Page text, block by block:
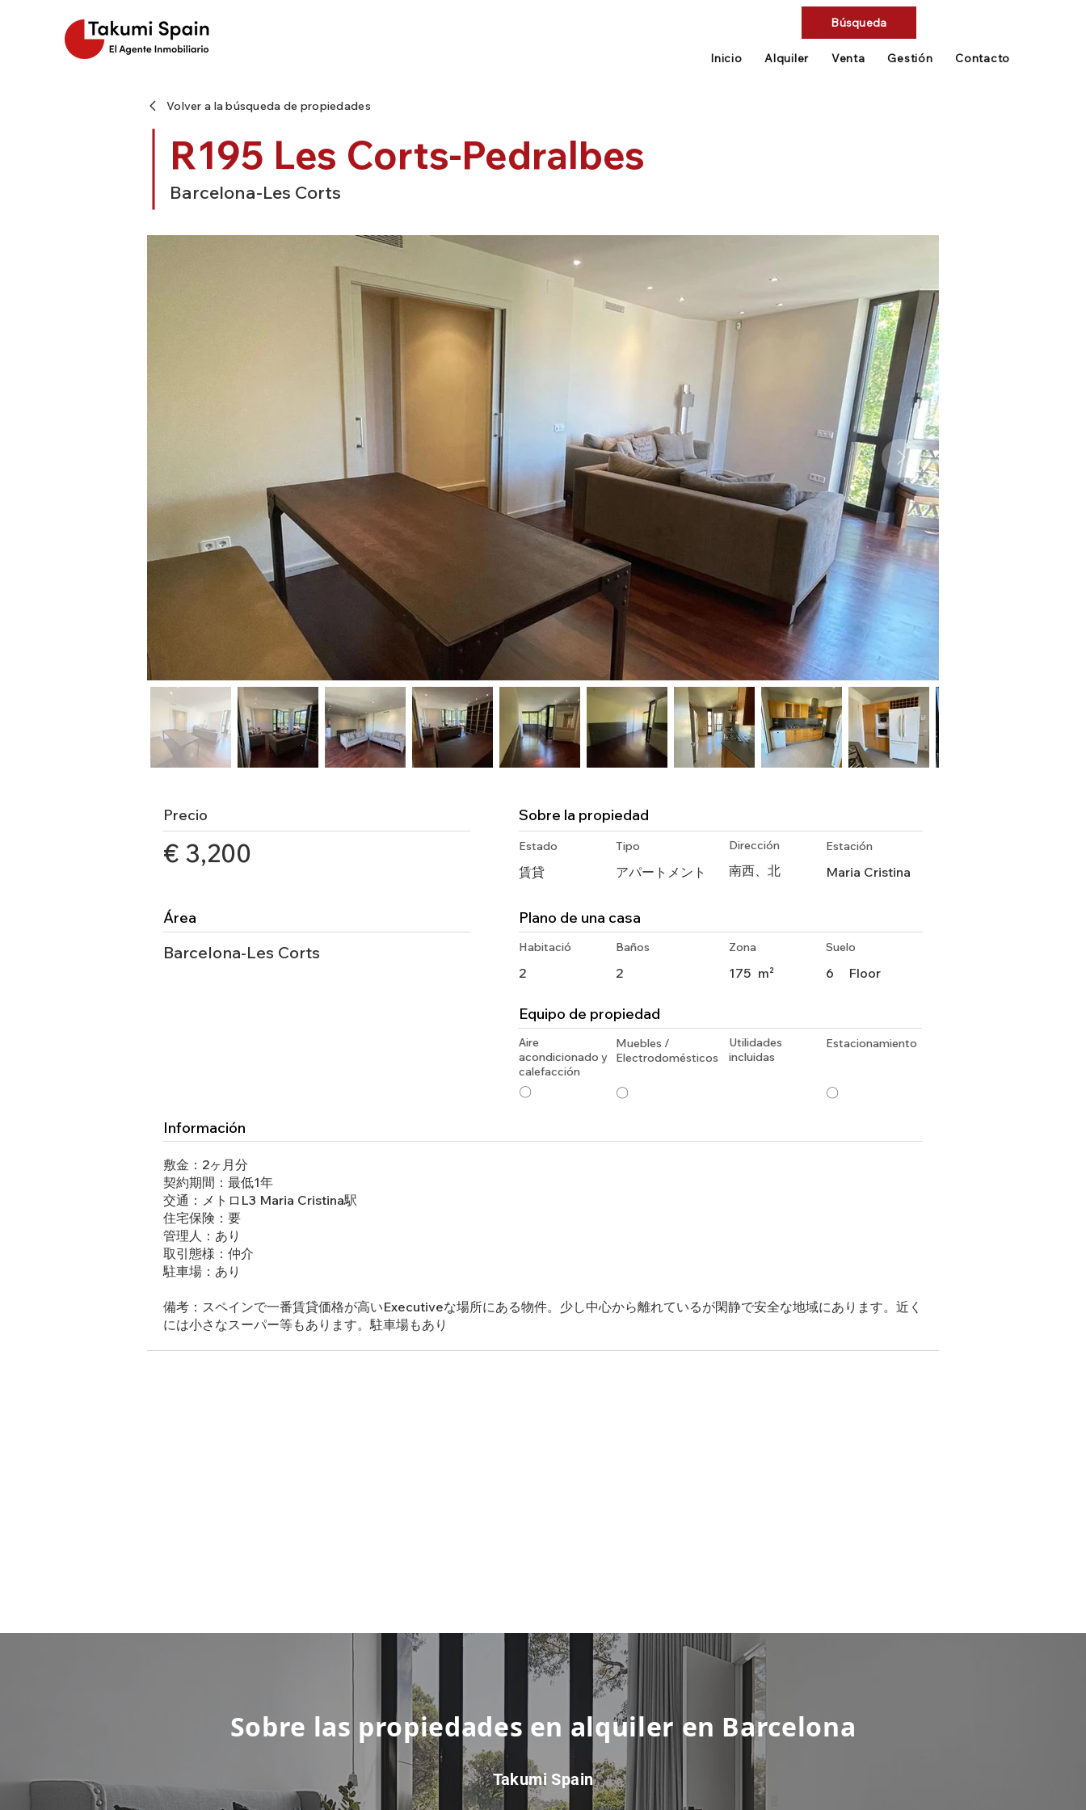
Búsqueda
Inicio Alquiler Venta Gestión Contacto
Volver a la búsqueda de propiedades
R195 Les Corts-Pedralbes
Barcelona-Les Corts
Precio
€ 3,200
Área
Barcelona-Les Corts
Sobre la propiedad
Estado
賃貸
Tipo
アパートメント
Dirección
南西、北
Estación
Maria Cristina
Plano de una casa
Habitació Baños Zona Suelo
2 2 175 m² 6 Floor
Equipo de propiedad
Aire
acondicionado y
calefacción
〇
Muebles /
Electrodomésticos
〇
Utilidades
incluidas
Estacionamiento
〇
Información
敷金：2ヶ月分
契約期間：最低1年
交通：メトロL3 Maria Cristina駅
住宅保険：要
管理人：あり
取引態様：仲介
駐車場：あり
備考：スペインで一番賃貸価格が高いExecutiveな場所にある物件。少し中心から離れているが閑静で安全な地域にあります。近く
には小さなスーパー等もあります。駐車場もあり
Sobre las propiedades en alquiler en Barcelona
Takumi Spain